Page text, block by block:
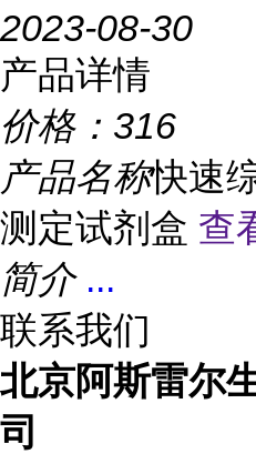
2023-08-30
产品详情
价格： 316
产品名称快速
测定试剂盒 查
简介 ...
联系我们
北京阿斯雷尔
司